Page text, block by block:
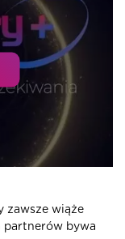
zawsze wiąże
partnerów bywa